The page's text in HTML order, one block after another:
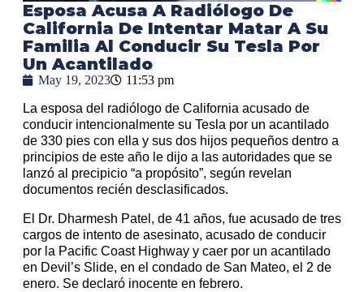
Esposa Acusa A Radiólogo De
California De Intentar Matar A Su
Familia Al Conducir Su Tesla Por
Un Acantilado
May 19, 2023 11:53 pm
La esposa del radiólogo de California acusado de
conducir intencionalmente su Tesla por un acantilado
de 330 pies con ella y sus dos hijos pequeños dentro a
principios de este año le dijo a las autoridades que se
lanzó al precipicio “a propósito”, según revelan
documentos recién desclasificados.
El Dr. Dharmesh Patel, de 41 años, fue acusado de tres
cargos de intento de asesinato, acusado de conducir
por la Pacific Coast Highway y caer por un acantilado
en Devil’s Slide, en el condado de San Mateo, el 2 de
enero. Se declaró inocente en febrero.